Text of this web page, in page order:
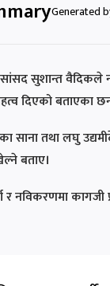
Generated
सांसद सुशान्त
दिएको बताएका
साना तथा लघु
बताए।
र नविकरणमा कागजी